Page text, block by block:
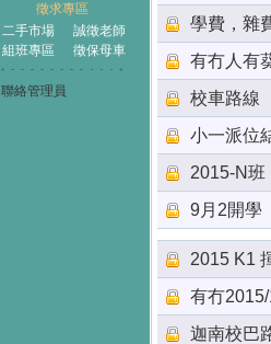
徵求專區
二手市場
誠徵老師
組班專區
徵保母車
聯絡管理員
學費，雜
有冇人有
校車路線
小一派位
2015-N班
9月2開學
2015 K1
有冇
迦南校巴